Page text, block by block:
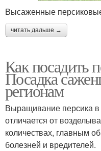
Высаженные
читать дальше →
Как посадить
Посадка
регионам
Выращивание персика в
отличается от
количествах, главным
болезней и вредителей.